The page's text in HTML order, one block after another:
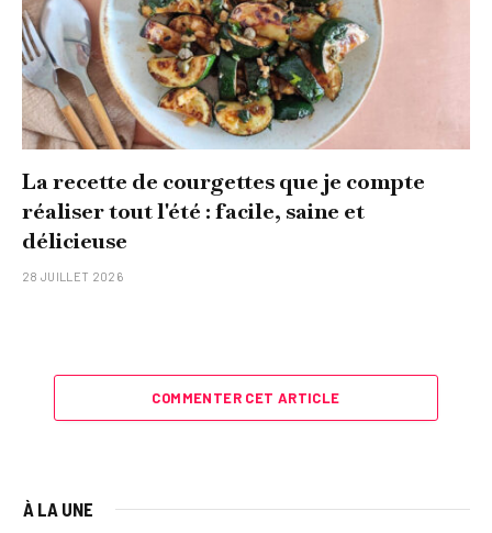
La recette de courgettes que je compte
réaliser tout l'été : facile, saine et
délicieuse
28 JUILLET 2026
COMMENTER CET ARTICLE
À LA UNE